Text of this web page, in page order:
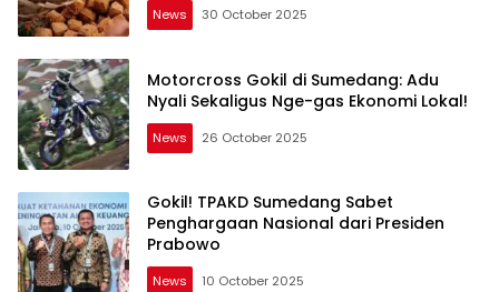
News 30 October 2025
Motorcross Gokil di Sumedang: Adu
Nyali Sekaligus Nge-gas Ekonomi Lokal!
News 26 October 2025
Gokil! TPAKD Sumedang Sabet
Penghargaan Nasional dari Presiden
Prabowo
News 10 October 2025